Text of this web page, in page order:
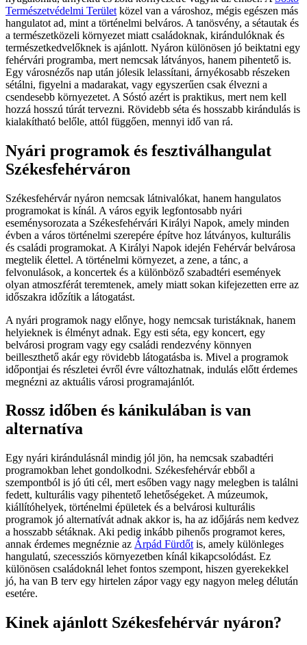
Természetvédelmi Terület közel van a városhoz, mégis egészen más
hangulatot ad, mint a történelmi belváros. A tanösvény, a sétautak és
a természetközeli környezet miatt családoknak, kirándulóknak és
természetkedvelőknek is ajánlott. Nyáron különösen jó beiktatni egy
fehérvári programba, mert nemcsak látványos, hanem pihentető is.
Egy városnézős nap után jólesik lelassítani, árnyékosabb részeken
sétálni, figyelni a madarakat, vagy egyszerűen csak élvezni a
csendesebb környezetet. A Sóstó azért is praktikus, mert nem kell
hozzá hosszú túrát tervezni. Rövidebb séta és hosszabb kirándulás is
kialakítható belőle, attól függően, mennyi idő van rá.
Nyári programok és fesztiválhangulat
Székesfehérváron
Székesfehérvár nyáron nemcsak látnivalókat, hanem hangulatos
programokat is kínál. A város egyik legfontosabb nyári
eseménysorozata a Székesfehérvári Királyi Napok, amely minden
évben a város történelmi szerepére építve hoz látványos, kulturális
és családi programokat. A Királyi Napok idején Fehérvár belvárosa
megtelik élettel. A történelmi környezet, a zene, a tánc, a
felvonulások, a koncertek és a különböző szabadtéri események
olyan atmoszférát teremtenek, amely miatt sokan kifejezetten erre az
időszakra időzítik a látogatást.
A nyári programok nagy előnye, hogy nemcsak turistáknak, hanem
helyieknek is élményt adnak. Egy esti séta, egy koncert, egy
belvárosi program vagy egy családi rendezvény könnyen
beilleszthető akár egy rövidebb látogatásba is. Mivel a programok
időpontjai és részletei évről évre változhatnak, indulás előtt érdemes
megnézni az aktuális városi programajánlót.
Rossz időben és kánikulában is van
alternatíva
Egy nyári kirándulásnál mindig jól jön, ha nemcsak szabadtéri
programokban lehet gondolkodni. Székesfehérvár ebből a
szempontból is jó úti cél, mert esőben vagy nagy melegben is találni
fedett, kulturális vagy pihentető lehetőségeket. A múzeumok,
kiállítóhelyek, történelmi épületek és a belvárosi kulturális
programok jó alternatívát adnak akkor is, ha az időjárás nem kedvez
a hosszabb sétáknak. Aki pedig inkább pihenős programot keres,
annak érdemes megnéznie az Árpád Fürdőt is, amely különleges
hangulatú, szecessziós környezetben kínál kikapcsolódást. Ez
különösen családoknál lehet fontos szempont, hiszen gyerekekkel
jó, ha van B terv egy hirtelen zápor vagy egy nagyon meleg délután
esetére.
Kinek ajánlott Székesfehérvár nyáron?